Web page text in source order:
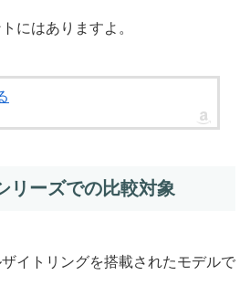
にはありますよ。
リーズでの比較対象
イトリングを搭載されたモデルで